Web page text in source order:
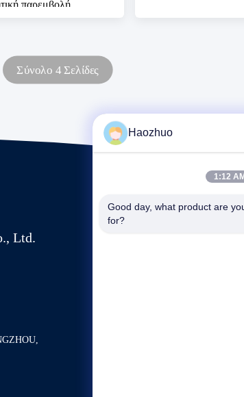
παρεμβολή
Σύνολο 4 Σελίδες
Ltd.
Haozhuo
1:12 AM
Good day, what product are
for?